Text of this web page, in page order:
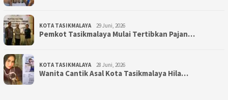
KOTA TASIKMALAYA 29 Juni, 2026
Pemkot Tasikmalaya Mulai Tertibkan Pajan…
KOTA TASIKMALAYA 28 Juni, 2026
Wanita Cantik Asal Kota Tasikmalaya Hila…